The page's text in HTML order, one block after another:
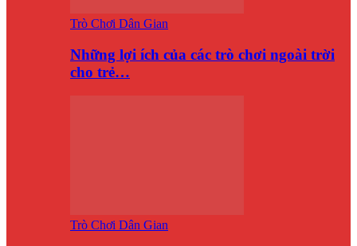
Trò Chơi Dân Gian
Những lợi ích của các trò chơi ngoài trời
cho trẻ…
Trò Chơi Dân Gian